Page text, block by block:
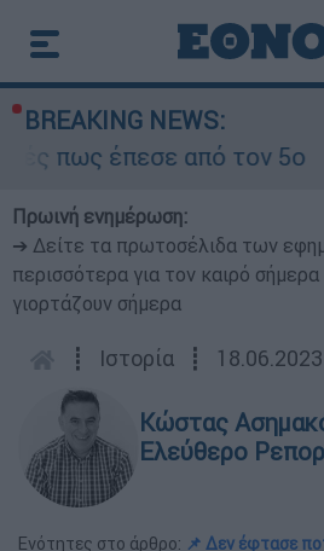
BREAKING NEWS:
από τον 5ο
Πρωινή ενημέρωση:
➔ Δείτε τα πρωτοσέλιδα των
περισσότερα για τον καιρό σήμερα
γιορτάζουν σήμερα
┋ Ιστορία ┋
Κώστας
Ελεύθερο
Ενότητες στο άρθρο: 📌 Δεν έφτασε